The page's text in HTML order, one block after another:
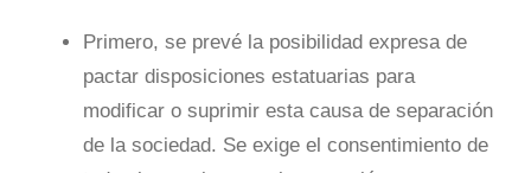
Primero, se prevé la posibilidad expresa de
pactar disposiciones estatuarias para
modificar o suprimir esta causa de separación
de la sociedad. Se exige el consentimiento de